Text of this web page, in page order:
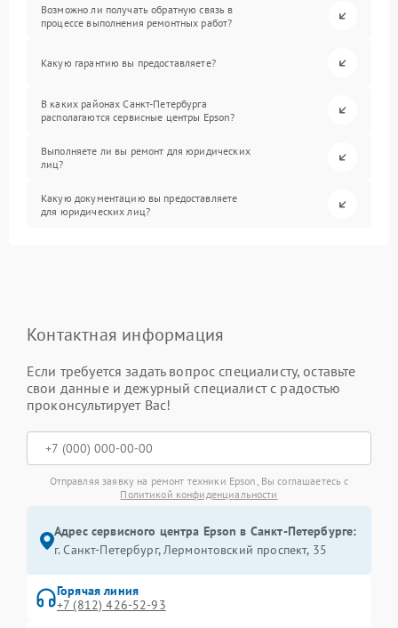
Возможно ли получать обратную связь в
процессе выполнения ремонтных работ?
Какую гарантию вы предоставляете?
В каких районах Санкт-Петербурга
располагаются сервисные центры Epson?
Выполняете ли вы ремонт для юридических
лиц?
Какую документацию вы предоставляете
для юридических лиц?
Контактная информация
Если требуется задать вопрос специалисту, оставьте
свои данные и дежурный специалист с радостью
проконсультирует Вас!
Отправляя заявку на ремонт техники Epson, Вы соглашаетесь с
Политикой конфиденциальности
Адрес сервисного центра Epson в Санкт-Петербурге:
г. Санкт-Петербург, Лермонтовский проспект, 35
Горячая линия
+7 (812) 426-52-93